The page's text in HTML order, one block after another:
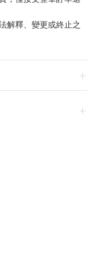
解釋、變更或終止之